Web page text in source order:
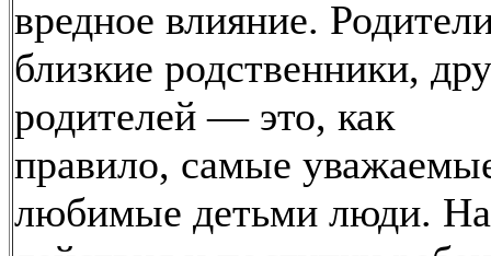
вредное влияние.
близкие родственники,
родителей — это, как
правило, самые
любимые детьми люди.